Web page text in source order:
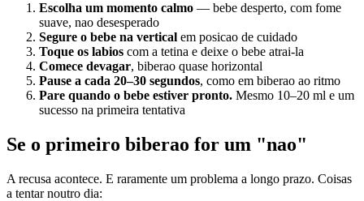
Escolha um momento calmo — bebe desperto, com fome
suave, nao desesperado
Segure o bebe na vertical em posicao de cuidado
Toque os labios com a tetina e deixe o bebe atrai-la
Comece devagar, biberao quase horizontal
Pause a cada 20–30 segundos, como em biberao ao ritmo
Pare quando o bebe estiver pronto. Mesmo 10–20 ml e um
sucesso na primeira tentativa
Se o primeiro biberao for um "nao"
A recusa acontece. E raramente um problema a longo prazo. Coisas
a tentar noutro dia: